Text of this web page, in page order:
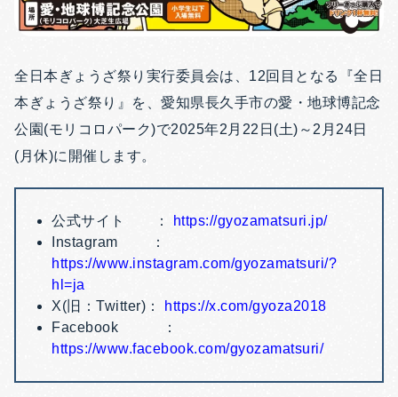
全日本ぎょうざ祭り実行委員会は、12回目となる『全日
本ぎょうざ祭り』を、愛知県長久手市の愛・地球博記念
公園(モリコロパーク)で2025年2月22日(土)～2月24日
(月休)に開催します。
公式サイト ：
https://gyozamatsuri.jp/
Instagram ：
https://www.instagram.com/gyozamatsuri/?
hl=ja
X(旧：Twitter)：
https://x.com/gyoza2018
Facebook ：
https://www.facebook.com/gyozamatsuri/